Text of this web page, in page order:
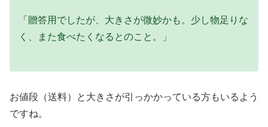
「贈答用でしたが、大きさが微妙かも。少し物足りな
く、また食べたくなるとのこと。」
お値段（送料）と大きさが引っかかっている方もいるよう
ですね。